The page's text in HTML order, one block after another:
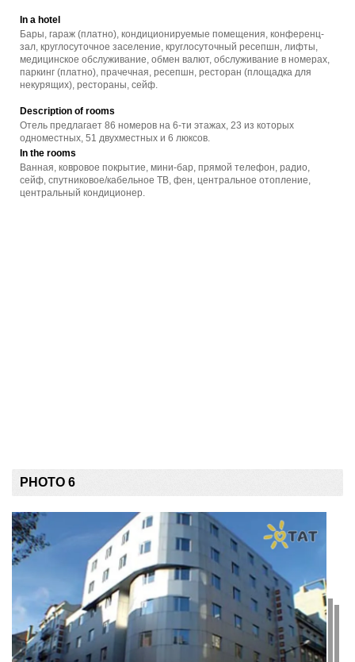
In a hotel
Бары, гараж (платно), кондиционируемые помещения, конференц-
зал, круглосуточное заселение, круглосуточный ресепшн, лифты,
медицинское обслуживание, обмен валют, обслуживание в номерах,
паркинг (платно), прачечная, ресепшн, ресторан (площадка для
некурящих), рестораны, сейф.
Description of rooms
Отель предлагает 86 номеров на 6-ти этажах, 23 из которых
одноместных, 51 двухместных и 6 люксов.
In the rooms
Ванная, ковровое покрытие, мини-бар, прямой телефон, радио,
сейф, спутниковое/кабельное ТВ, фен, центральное отопление,
центральный кондиционер.
PHOTO 6